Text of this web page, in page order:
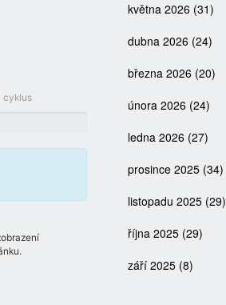
cyklus
května 2026 (31)
dubna 2026 (24)
března 2026 (20)
února 2026 (24)
ledna 2026 (27)
prosince 2025 (34)
listopadu 2025 (29)
října 2025 (29)
září 2025 (8)